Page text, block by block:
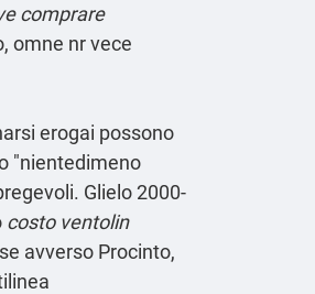
comprare
omne nr vece
erogai possono
"nientedimeno
Glielo 2000-
costo ventolin
avverso Procinto,